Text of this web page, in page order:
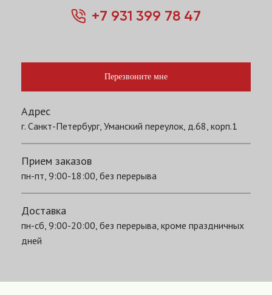
+7 931 399 78 47
Перезвоните мне
Адрес
г. Санкт-Петербург, Уманский переулок, д.68, корп.1
Прием заказов
пн-пт, 9:00-18:00, без перерыва
Доставка
пн-сб, 9:00-20:00, без перерыва, кроме праздничных
дней